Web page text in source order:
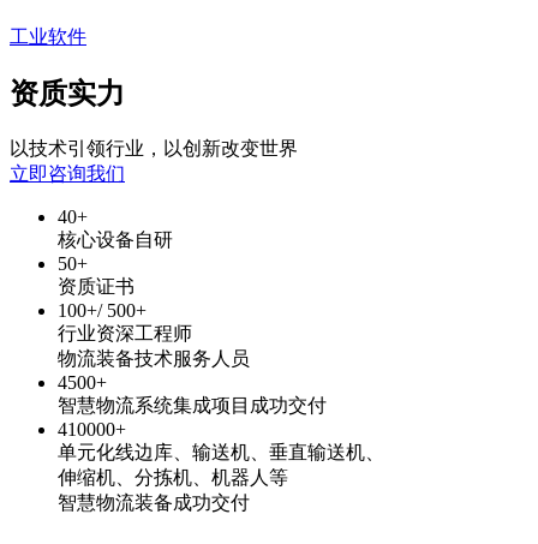
工业软件
资质实力
以技术引领行业，以创新改变世界
立即咨询我们
40+
核心设备自研
50+
资质证书
100+/ 500+
行业资深工程师
物流装备技术服务人员
4500+
智慧物流系统集成项目成功交付
410000+
单元化线边库、输送机、垂直输送机、
伸缩机、分拣机、机器人等
智慧物流装备成功交付